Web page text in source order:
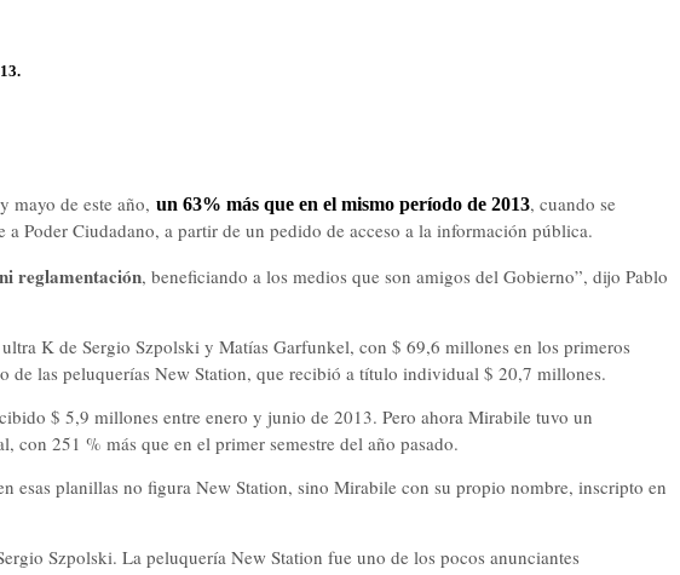
mayo de este año, un 63% más que en el mismo período de 2013, cuando se
Poder Ciudadano, a partir de un pedido de acceso a la información pública.
reglamentación, beneficiando a los medios que son amigos del Gobierno”, dijo Pablo
K de Sergio Szpolski y Matías Garfunkel, con $ 69,6 millones en los primeros
de las peluquerías New Station, que recibió a título individual $ 20,7 millones.
$ 5,9 millones entre enero y junio de 2013. Pero ahora Mirabile tuvo un
251 % más que en el primer semestre del año pasado.
esas planillas no figura New Station, sino Mirabile con su propio nombre, inscripto en
Szpolski. La peluquería New Station fue uno de los pocos anunciantes